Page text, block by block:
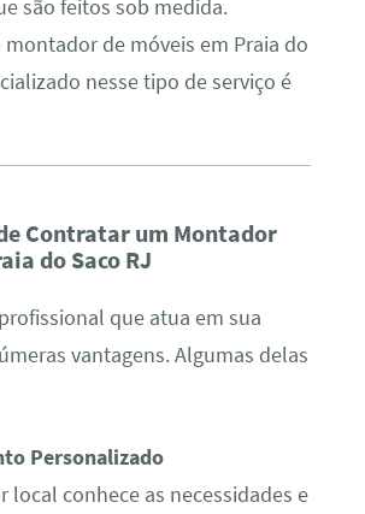
são feitos sob medida.
de móveis em Praia do
nesse tipo de serviço é
Contratar um Montador
do Saco RJ
que atua em sua
vantagens. Algumas delas
Personalizado
local conhece as necessidades e